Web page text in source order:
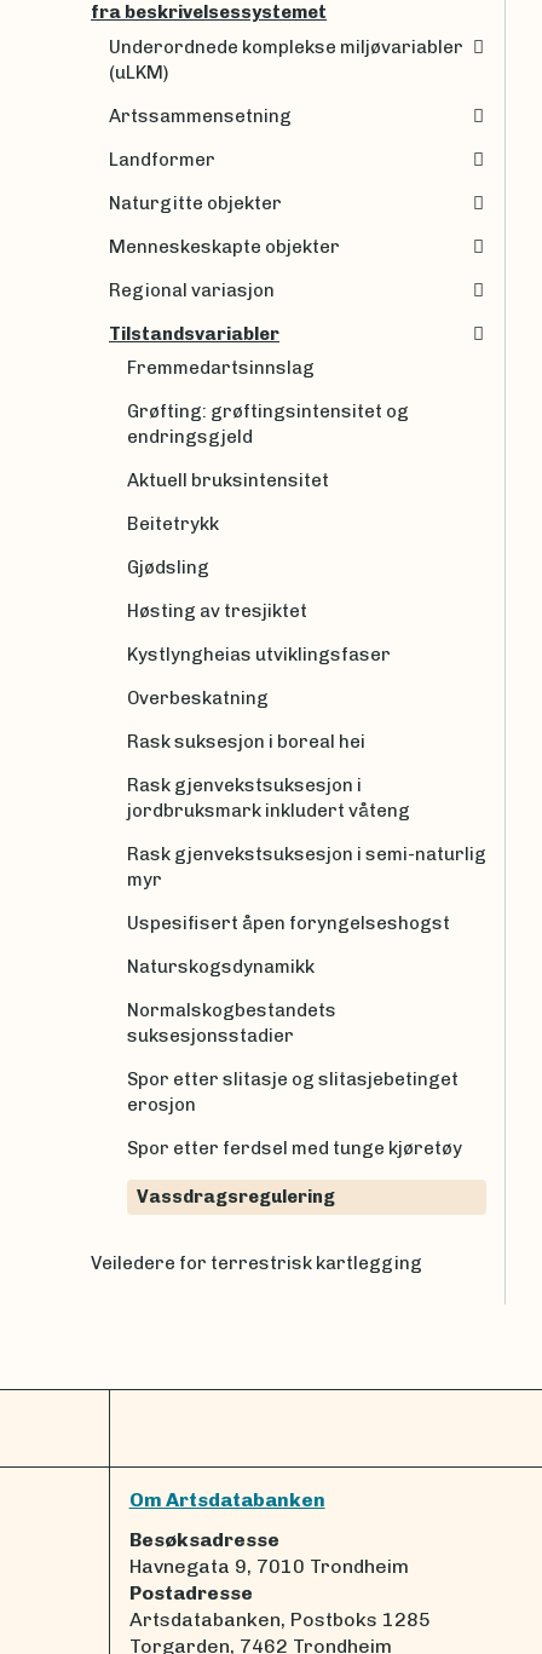
fra beskrivelsessystemet
Underordnede komplekse miljøvariabler
(uLKM)
Artssammensetning
Landformer
Naturgitte objekter
Menneskeskapte objekter
Regional variasjon
Tilstandsvariabler
Fremmedartsinnslag
Grøfting: grøftingsintensitet og
endringsgjeld
Aktuell bruksintensitet
Beitetrykk
Gjødsling
Høsting av tresjiktet
Kystlyngheias utviklingsfaser
Overbeskatning
Rask suksesjon i boreal hei
Rask gjenvekstsuksesjon i
jordbruksmark inkludert våteng
Rask gjenvekstsuksesjon i semi-naturlig
myr
Uspesifisert åpen foryngelseshogst
Naturskogsdynamikk
Normalskogbestandets
suksesjonsstadier
Spor etter slitasje og slitasjebetinget
erosjon
Spor etter ferdsel med tunge kjøretøy
Vassdragsregulering
Veiledere for terrestrisk kartlegging
Om Artsdatabanken
Besøksadresse
Havnegata 9, 7010 Trondheim
Postadresse
Artsdatabanken, Postboks 1285
Torgarden, 7462 Trondheim